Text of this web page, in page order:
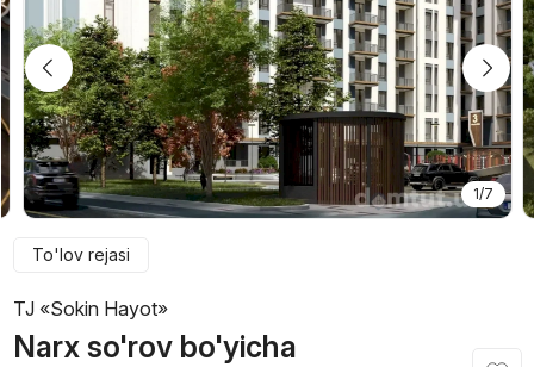
1/7
To'lov rejasi
TJ «Sokin Hayot»
Narx so'rov bo'yicha